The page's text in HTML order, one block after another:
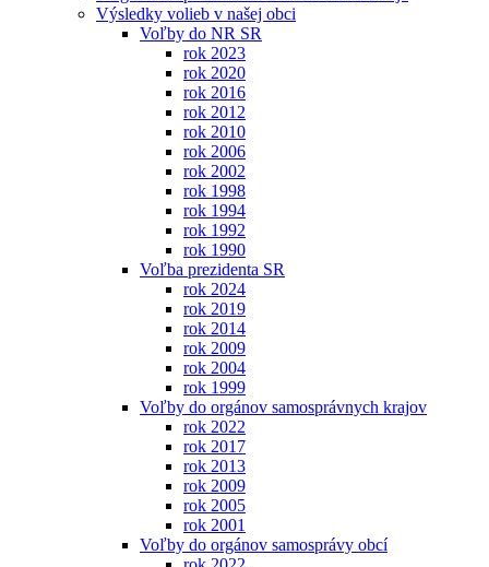
Výsledky volieb v našej obci
Voľby do NR SR
rok 2023
rok 2020
rok 2016
rok 2012
rok 2010
rok 2006
rok 2002
rok 1998
rok 1994
rok 1992
rok 1990
Voľba prezidenta SR
rok 2024
rok 2019
rok 2014
rok 2009
rok 2004
rok 1999
Voľby do orgánov samosprávnych krajov
rok 2022
rok 2017
rok 2013
rok 2009
rok 2005
rok 2001
Voľby do orgánov samosprávy obcí